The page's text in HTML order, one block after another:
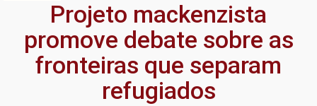
Projeto mackenzista
promove debate sobre as
fronteiras que separam
refugiados